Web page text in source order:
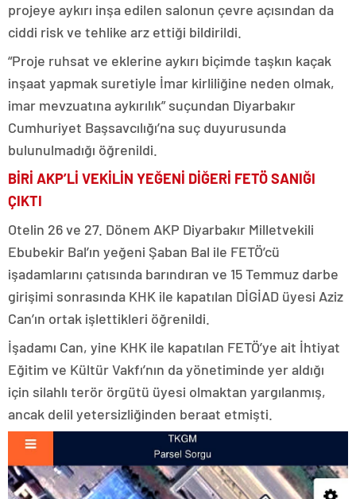
projeye aykırı inşa edilen salonun çevre açısından da
ciddi risk ve tehlike arz ettiği bildirildi.
“Proje ruhsat ve eklerine aykırı biçimde taşkın kaçak
inşaat yapmak suretiyle İmar kirliliğine neden olmak,
imar mevzuatına aykırılık” suçundan Diyarbakır
Cumhuriyet Başsavcılığı’na suç duyurusunda
bulunulmadığı öğrenildi.
BİRİ AKP’Lİ VEKİLİN YEĞENİ DİĞERİ FETÖ SANIĞI
ÇIKTI
Otelin 26 ve 27. Dönem AKP Diyarbakır Milletvekili
Ebubekir Bal’ın yeğeni Şaban Bal ile FETÖ’cü
işadamlarını çatısında barındıran ve 15 Temmuz darbe
girişimi sonrasında KHK ile kapatılan DİGİAD üyesi Aziz
Can’ın ortak işlettikleri öğrenildi.
İşadamı Can, yine KHK ile kapatılan FETÖ’ye ait İhtiyat
Eğitim ve Kültür Vakfı’nın da yönetiminde yer aldığı
için silahlı terör örgütü üyesi olmaktan yargılanmış,
ancak delil yetersizliğinden beraat etmişti.